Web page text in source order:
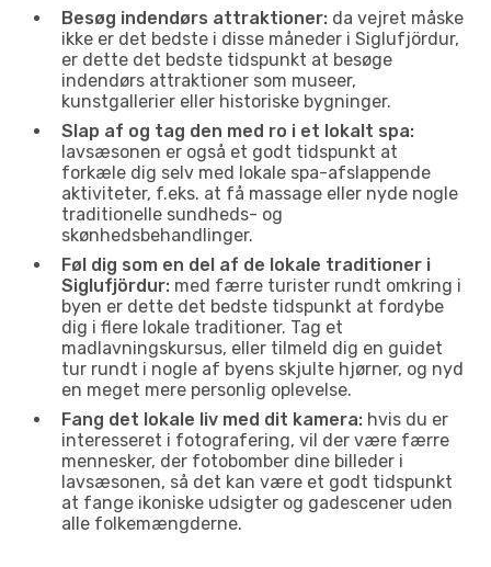
Besøg indendørs attraktioner: da vejret måske
ikke er det bedste i disse måneder i Siglufjördur,
er dette det bedste tidspunkt at besøge
indendørs attraktioner som museer,
kunstgallerier eller historiske bygninger.
Slap af og tag den med ro i et lokalt spa:
lavsæsonen er også et godt tidspunkt at
forkæle dig selv med lokale spa-afslappende
aktiviteter, f.eks. at få massage eller nyde nogle
traditionelle sundheds- og
skønhedsbehandlinger.
Føl dig som en del af de lokale traditioner i
Siglufjördur: med færre turister rundt omkring i
byen er dette det bedste tidspunkt at fordybe
dig i flere lokale traditioner. Tag et
madlavningskursus, eller tilmeld dig en guidet
tur rundt i nogle af byens skjulte hjørner, og nyd
en meget mere personlig oplevelse.
Fang det lokale liv med dit kamera: hvis du er
interesseret i fotografering, vil der være færre
mennesker, der fotobomber dine billeder i
lavsæsonen, så det kan være et godt tidspunkt
at fange ikoniske udsigter og gadescener uden
alle folkemængderne.